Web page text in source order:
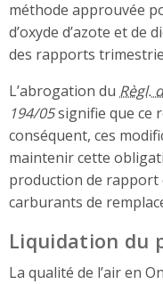
méthode approuvée
d’oxyde d’azote et de
des rapports
L’abrogation du Règl.
194/05signifie que ce
conséquent, ces
maintenir cette
production de rapport
carburants de
Liquidation du
La qualité de l’air en